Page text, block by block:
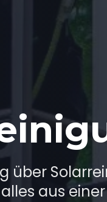
über
alles aus